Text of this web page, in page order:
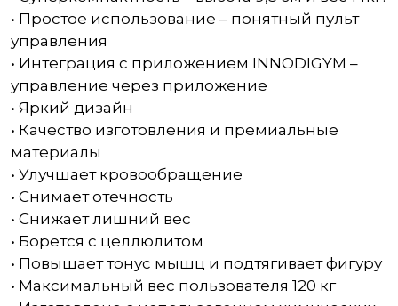
• Простое использование – понятный пульт
управления
• Интеграция с приложением INNODIGYM –
управление через приложение
• Яркий дизайн
• Качество изготовления и премиальные
материалы
• Улучшает кровообращение
• Снимает отечность
• Снижает лишний вес
• Борется с целлюлитом
• Повышает тонус мышц и подтягивает фигуру
• Максимальный вес пользователя 120 кг